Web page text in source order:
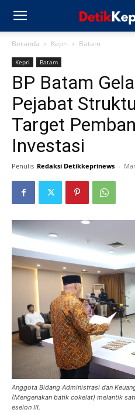
Beranda Kepri Batam
Kepri Batam
BP Batam
Pejabat
Target
Investasi
Penulis Redaksi Detikkeprinews -
Anggota Bidang Administrasi dan
(Mengenakan batik cokelat) melantik
eselon III.